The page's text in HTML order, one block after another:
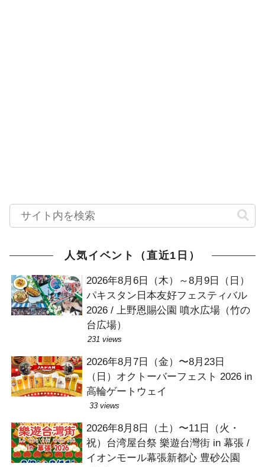
人気イベント（直近1日）
2026年8月6日（木）～8月9日（日）
パキスタン日本友好フェスティバル
2026 / 上野恩賜公園 噴水広場（竹の
台広場）
231 views
2026年8月7日（金）〜8月23日
（日）オクトーバーフェスト 2026 in
高輪ゲートウェイ
33 views
2026年8月8日（土）〜11日（火・
祝）台湾屋台祭 樂遊台灣街 in 幕張 /
イオンモール幕張新都心 豊砂公園